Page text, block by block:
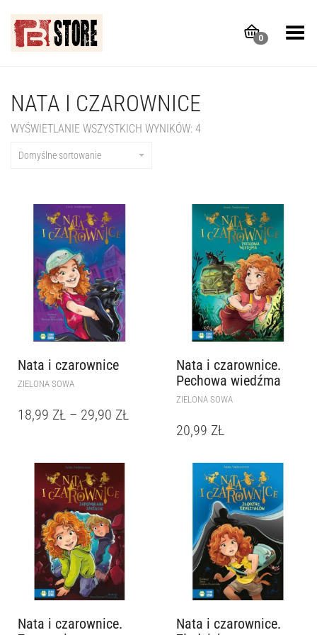
0
Toggle Menu
NATA I CZAROWNICE
WYŚWIETLANIE WSZYSTKICH WYNIKÓW: 4
Domyślne sortowanie
Nata i czarownice
ZIELONA SOWA
18,99 ZŁ – 29,90 ZŁ
Nata i czarownice.
Pechowa wiedźma
ZIELONA SOWA
20,99 ZŁ
Nata i czarownice.
Nata i czarownice.